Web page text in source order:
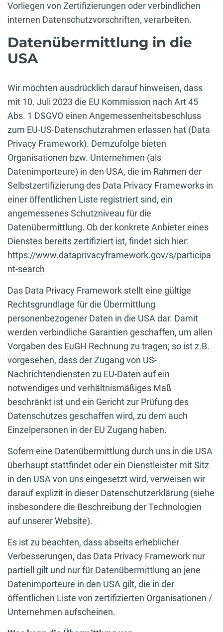
Vorliegen von Zertifizierungen oder verbindlichen
internen Datenschutzvorschriften, verarbeiten.
Datenübermittlung in die
USA
Wir möchten ausdrücklich darauf hinweisen, dass
mit 10. Juli 2023 die EU Kommission nach Art 45
Abs. 1 DSGVO einen Angemessenheitsbeschluss
zum EU-US-Datenschutzrahmen erlassen hat (Data
Privacy Framework). Demzufolge bieten
Organisationen bzw. Unternehmen (als
Datenimporteure) in den USA, die im Rahmen der
Selbstzertifizierung des Data Privacy Frameworks in
einer öffentlichen Liste registriert sind, ein
angemessenes Schutzniveau für die
Datenübermittlung. Ob der konkrete Anbieter eines
Dienstes bereits zertifiziert ist, findet sich hier:
https://www.dataprivacyframework.gov/s/participa
nt-search
Das Data Privacy Framework stellt eine gültige
Rechtsgrundlage für die Übermittlung
personenbezogener Daten in die USA dar. Damit
werden verbindliche Garantien geschaffen, um allen
Vorgaben des EuGH Rechnung zu tragen; so ist z.B.
vorgesehen, dass der Zugang von US-
Nachrichtendiensten zu EU-Daten auf ein
notwendiges und verhältnismäßiges Maß
beschränkt ist und ein Gericht zur Prüfung des
Datenschutzes geschaffen wird, zu dem auch
Einzelpersonen in der EU Zugang haben.
Sofern eine Datenübermittlung durch uns in die USA
überhaupt stattfindet oder ein Dienstleister mit Sitz
in den USA von uns eingesetzt wird, verweisen wir
darauf explizit in dieser Datenschutzerklärung (siehe
insbesondere die Beschreibung der Technologien
auf unserer Website).
Es ist zu beachten, dass abseits erheblicher
Verbesserungen, das Data Privacy Framework nur
partiell gilt und nur für Datenübermittlung an jene
Datenimporteure in den USA gilt, die in der
öffentlichen Liste von zertifizierten Organisationen /
Unternehmen aufscheinen.